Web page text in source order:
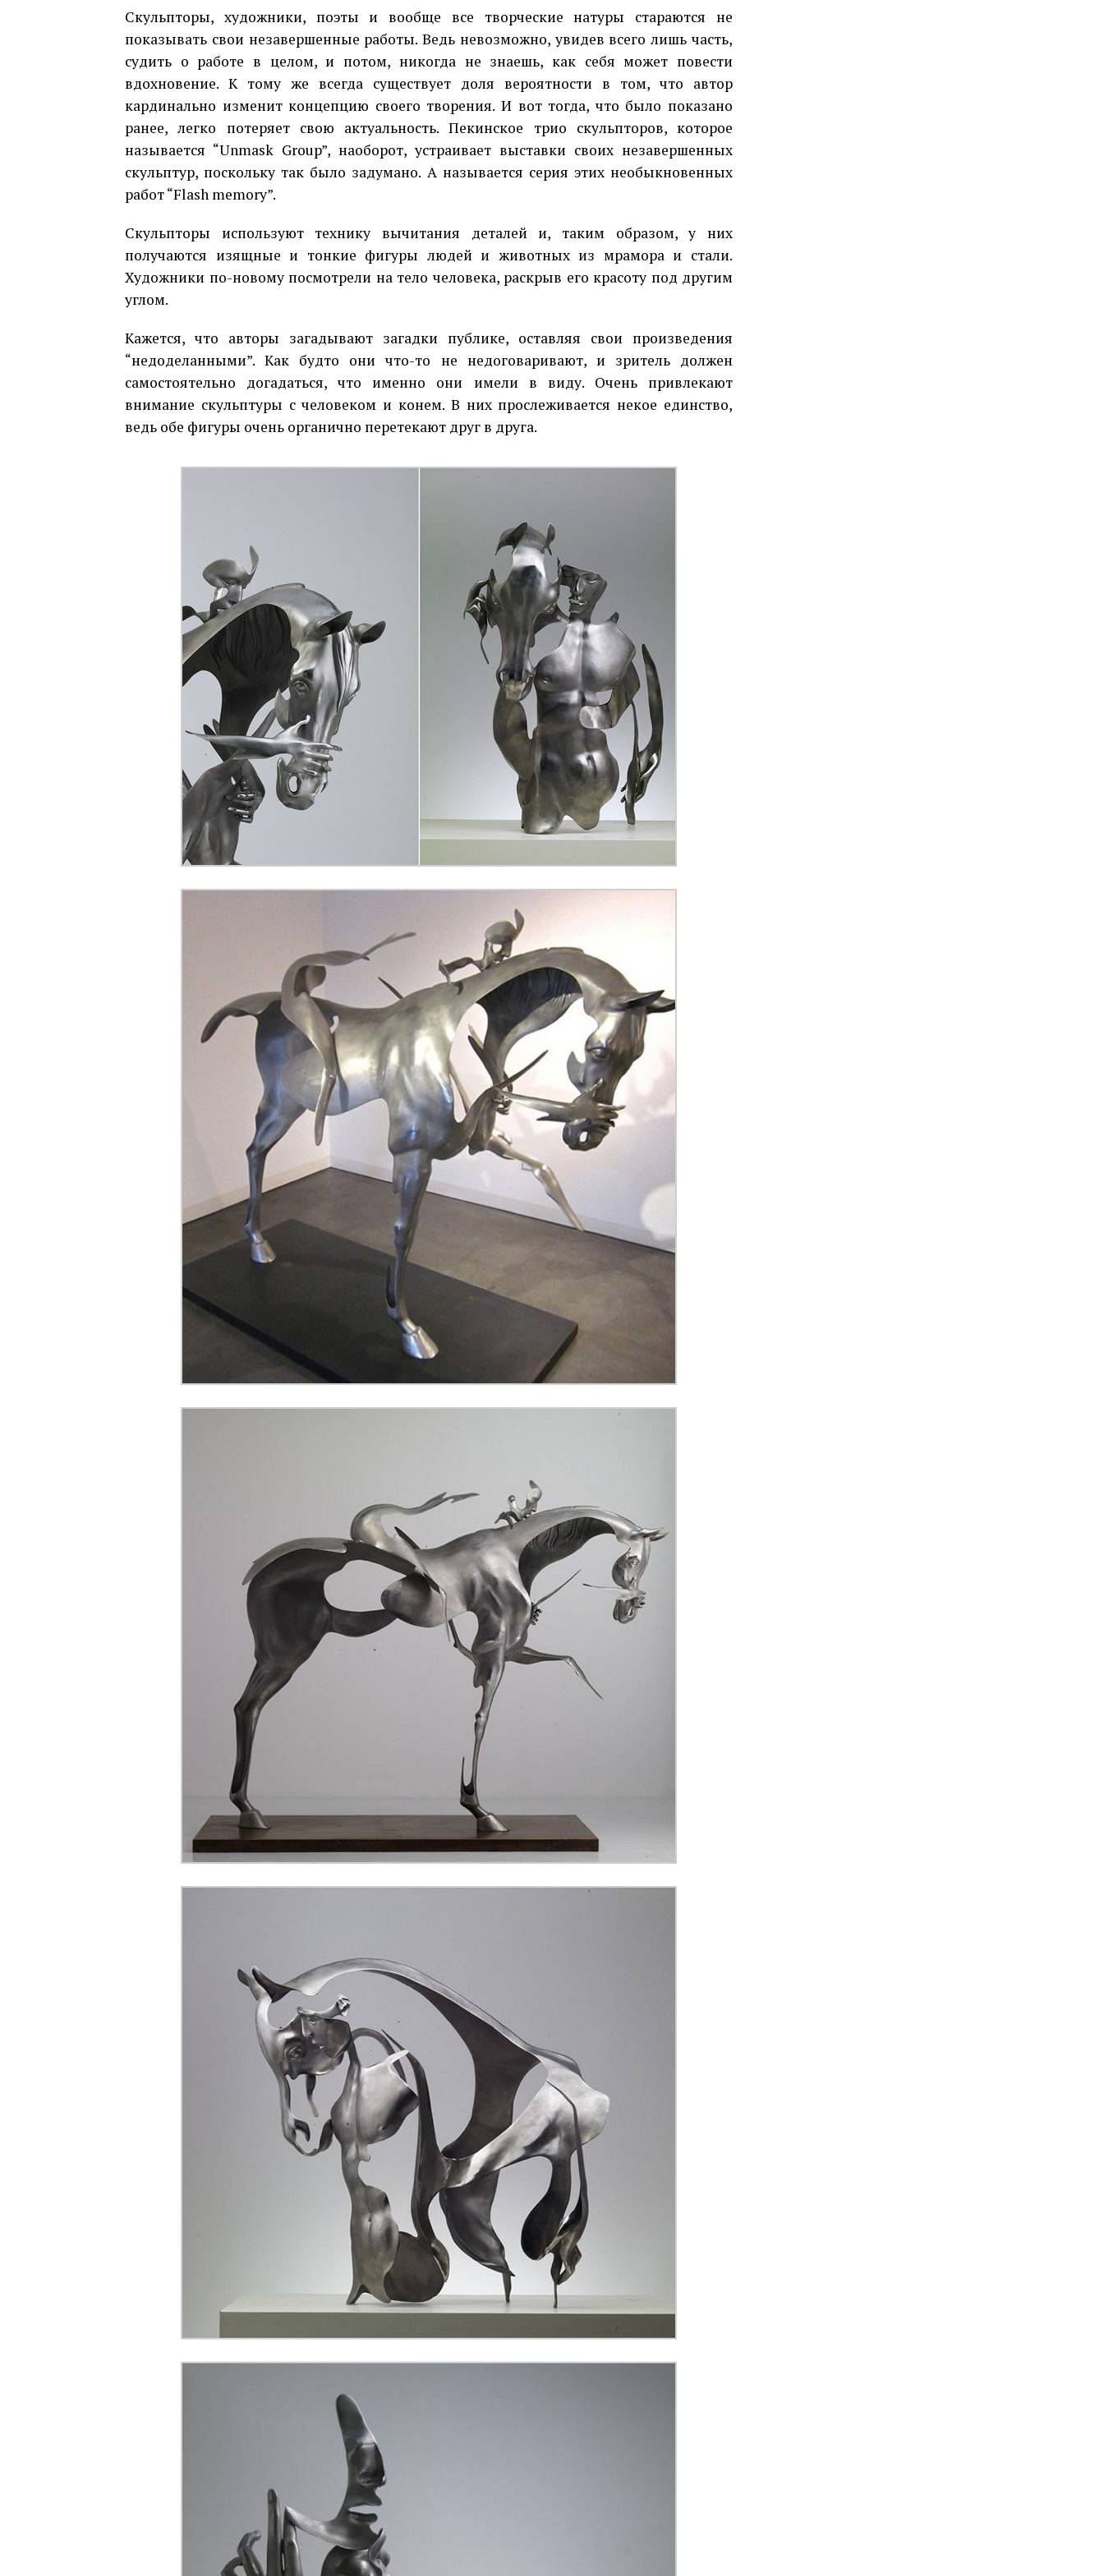
Скульпторы, художники, поэты и вообще все творческие натуры стараются не
показывать свои незавершенные работы. Ведь невозможно, увидев всего лишь часть,
судить о работе в целом, и потом, никогда не знаешь, как себя может повести
вдохновение. К тому же всегда существует доля вероятности в том, что автор
кардинально изменит концепцию своего творения. И вот тогда, что было показано
ранее, легко потеряет свою актуальность. Пекинское трио скульпторов, которое
называется “Unmask Group”, наоборот, устраивает выставки своих незавершенных
скульптур, поскольку так было задумано. А называется серия этих необыкновенных
работ “Flash memory”.
Скульпторы используют технику вычитания деталей и, таким образом, у них
получаются изящные и тонкие фигуры людей и животных из мрамора и стали.
Художники по-новому посмотрели на тело человека, раскрыв его красоту под другим
углом.
Кажется, что авторы загадывают загадки публике, оставляя свои произведения
“недоделанными”. Как будто они что-то не недоговаривают, и зритель должен
самостоятельно догадаться, что именно они имели в виду. Очень привлекают
внимание скульптуры с человеком и конем. В них прослеживается некое единство,
ведь обе фигуры очень органично перетекают друг в друга.